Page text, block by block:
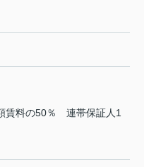
賃料の50％ 連帯保証人1